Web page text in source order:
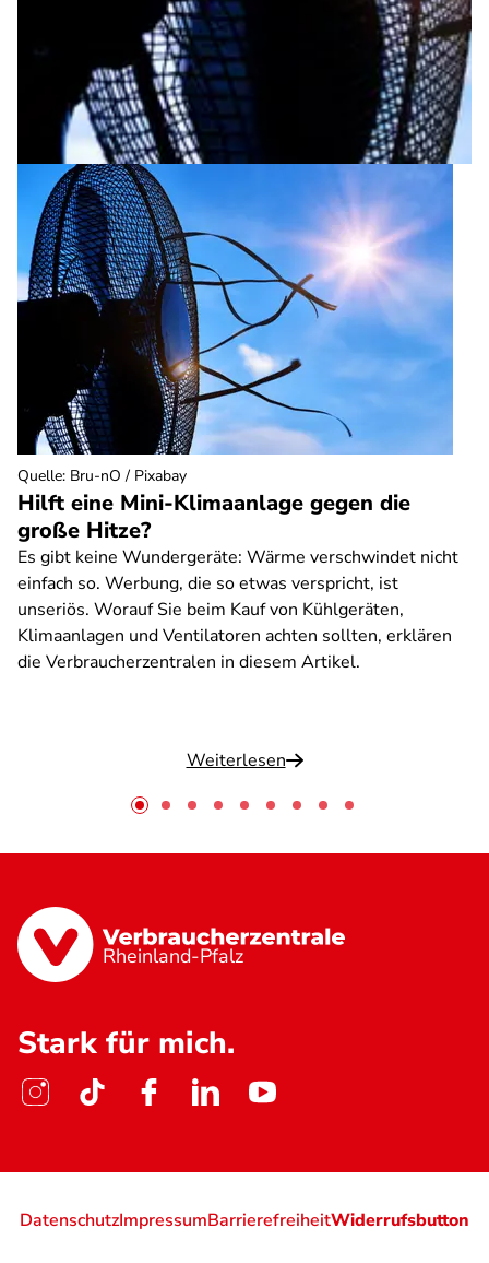
Hilft eine Mini-Klimaanlage gegen die
große Hitze?
Es gibt keine Wundergeräte: Wärme verschwindet nicht
einfach so. Werbung, die so etwas verspricht, ist
unseriös. Worauf Sie beim Kauf von Kühlgeräten,
Klimaanlagen und Ventilatoren achten sollten, erklären
die Verbraucherzentralen in diesem Artikel.
Weiterlesen
Quelle: Bru-nO / Pixabay
Rheinland-Pfalz
Stark für mich.
DatenschutzImpressumBarrierefreiheitWiderrufsbutton